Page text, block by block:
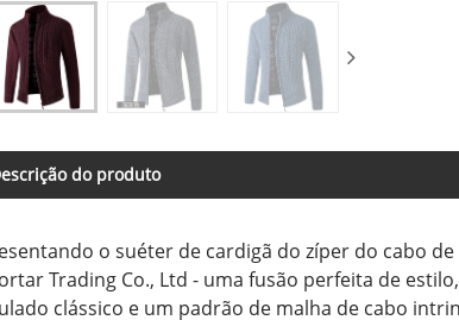
do produto
o suéter de cardigã do zíper do cabo
Trading Co., Ltd - uma fusão perfeita de
clássico e um padrão de malha de cabo